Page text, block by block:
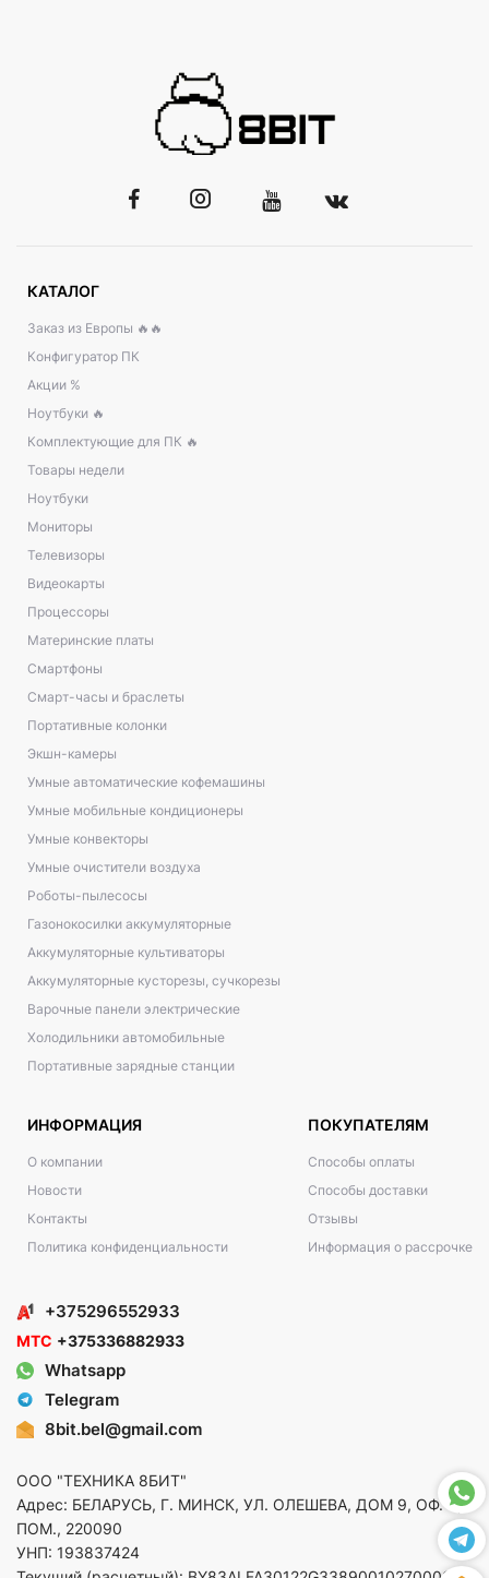
КАТАЛОГ
Заказ из Европы 🔥🔥
Конфигуратор ПК
Акции %
Ноутбуки 🔥
Комплектующие для ПК 🔥
Товары недели
Ноутбуки
Мониторы
Телевизоры
Видеокарты
Процессоры
Материнские платы
Смартфоны
Смарт-часы и браслеты
Портативные колонки
Экшн-камеры
Умные автоматические кофемашины
Умные мобильные кондиционеры
Умные конвекторы
Умные очистители воздуха
Роботы-пылесосы
Газонокосилки аккумуляторные
Аккумуляторные культиваторы
Аккумуляторные кусторезы, сучкорезы
Варочные панели электрические
Холодильники автомобильные
Портативные зарядные станции
ИНФОРМАЦИЯ
О компании
Новости
Контакты
Политика конфиденциальности
ПОКУПАТЕЛЯМ
Способы оплаты
Способы доставки
Отзывы
Информация о рассрочке
+375296552933
МТС +375336882933
Whatsapp
Telegram
8bit.bel@gmail.com
ООО "ТЕХНИКА 8БИТ"
Адрес: БЕЛАРУСЬ, Г. МИНСК, УЛ. ОЛЕШЕВА, ДОМ 9, ОФ. 5,
ПОМ., 220090
УНП: 193837424